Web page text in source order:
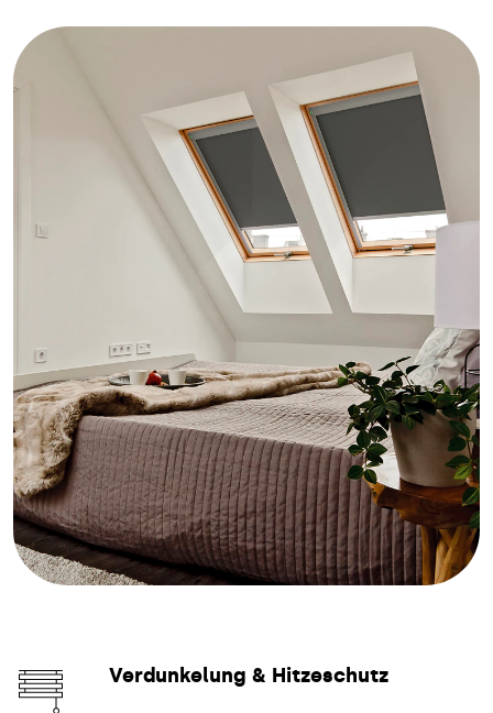
Verdunkelung & Hitzeschutz